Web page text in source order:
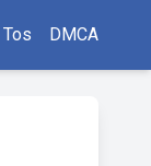
Tos DMCA